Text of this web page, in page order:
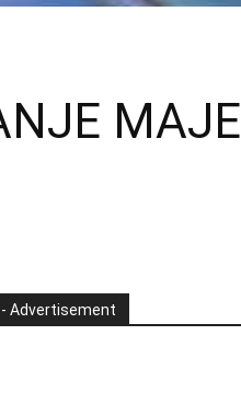
MAJE
Advertisement